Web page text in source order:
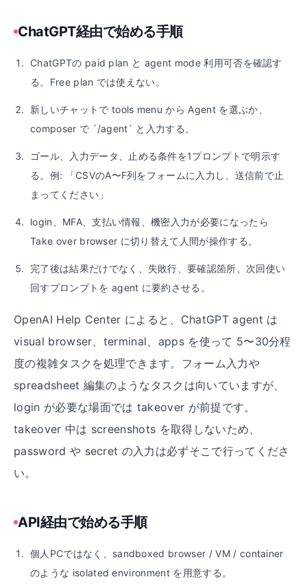
ChatGPT経由で始める手順
ChatGPTの paid plan と agent mode 利用可否を確認す
る。Free plan では使えない。
新しいチャットで tools menu から Agent を選ぶか、
composer で `/agent` と入力する。
ゴール、入力データ、止める条件を1プロンプトで明示す
る。例: 「CSVのA〜F列をフォームに入力し、送信前で止
まってください」
login、MFA、支払い情報、機密入力が必要になったら
Take over browser に切り替えて人間が操作する。
完了後は結果だけでなく、失敗行、要確認箇所、次回使い
回すプロンプトを agent に要約させる。
OpenAI Help Center によると、ChatGPT agent は
visual browser、terminal、apps を使って 5〜30分程
度の複雑タスクを処理できます。フォーム入力や
spreadsheet 編集のようなタスクは向いていますが、
login が必要な場面では takeover が前提です。
takeover 中は screenshots を取得しないため、
password や secret の入力は必ずそこで行ってくださ
い。
API経由で始める手順
個人PCではなく、sandboxed browser / VM / container
のような isolated environment を用意する。